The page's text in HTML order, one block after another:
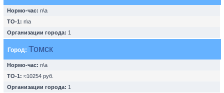
Нормо-час: n\a
ТО-1: n\a
Организации города: 1
Город: Томск
Нормо-час: n\a
ТО-1: ≈10254 руб.
Организации города: 1